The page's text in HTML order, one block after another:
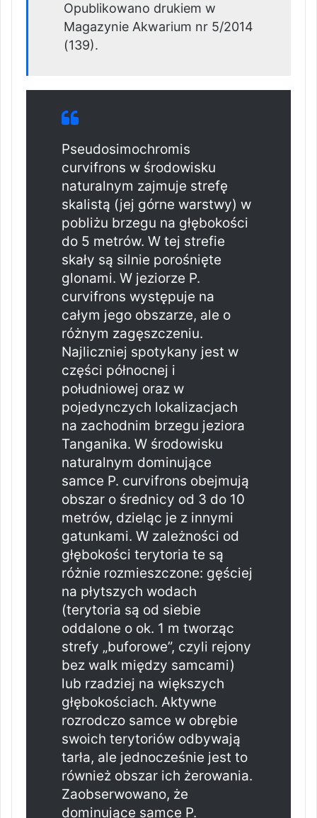
Opublikowano drukiem w
Magazynie Akwarium nr 5/2014
(139).
Pseudosimochromis
curvifrons w środowisku
naturalnym zajmuje strefę
skalistą (jej górne warstwy) w
pobliżu brzegu na głębokości
do 5 metrów. W tej strefie
skały są silnie porośnięte
glonami. W jeziorze P.
curvifrons występuje na
całym jego obszarze, ale o
różnym zagęszczeniu.
Najliczniej spotykany jest w
części północnej i
południowej oraz w
pojedynczych lokalizacjach
na zachodnim brzegu jeziora
Tanganika. W środowisku
naturalnym dominujące
samce P. curvifrons obejmują
obszar o średnicy od 3 do 10
metrów, dzieląc je z innymi
gatunkami. W zależności od
głębokości terytoria te są
różnie rozmieszczone: gęściej
na płytszych wodach
(terytoria są od siebie
oddalone o ok. 1 m tworząc
strefy „buforowe”, czyli rejony
bez walk między samcami)
lub rzadziej na większych
głębokościach. Aktywne
rozrodczo samce w obrębie
swoich terytoriów odbywają
tarła, ale jednocześnie jest to
również obszar ich żerowania.
Zaobserwowano, że
dominujące samce P.